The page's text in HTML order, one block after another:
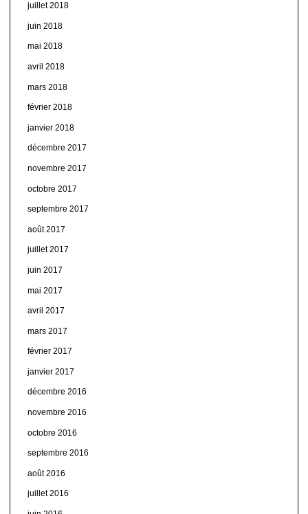
juillet 2018
juin 2018
mai 2018
avril 2018
mars 2018
février 2018
janvier 2018
décembre 2017
novembre 2017
octobre 2017
septembre 2017
août 2017
juillet 2017
juin 2017
mai 2017
avril 2017
mars 2017
février 2017
janvier 2017
décembre 2016
novembre 2016
octobre 2016
septembre 2016
août 2016
juillet 2016